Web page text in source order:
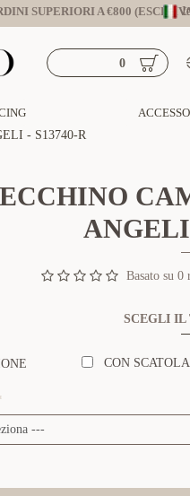
SUPERIORI A €800 (ESCL.
0
- S13740-R
ANGELI
Basato su 0
SCEGLI IL
CON SCATOLA